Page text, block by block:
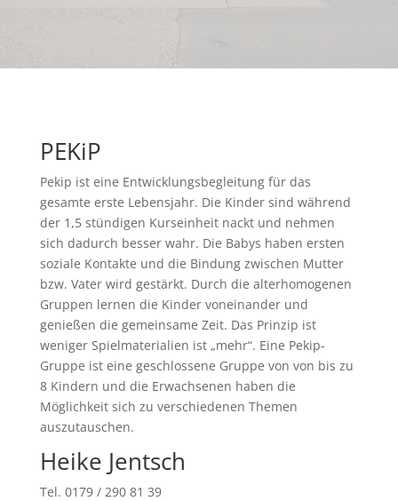
PEKiP
Pekip ist eine Entwicklungsbegleitung für das
gesamte erste Lebensjahr. Die Kinder sind während
der 1,5 stündigen Kurseinheit nackt und nehmen
sich dadurch besser wahr. Die Babys haben ersten
soziale Kontakte und die Bindung zwischen Mutter
bzw. Vater wird gestärkt. Durch die alterhomogenen
Gruppen lernen die Kinder voneinander und
genießen die gemeinsame Zeit. Das Prinzip ist
weniger Spielmaterialien ist „mehr“. Eine Pekip-
Gruppe ist eine geschlossene Gruppe von von bis zu
8 Kindern und die Erwachsenen haben die
Möglichkeit sich zu verschiedenen Themen
auszutauschen.
Heike Jentsch
Tel. 0179 / 290 81 39